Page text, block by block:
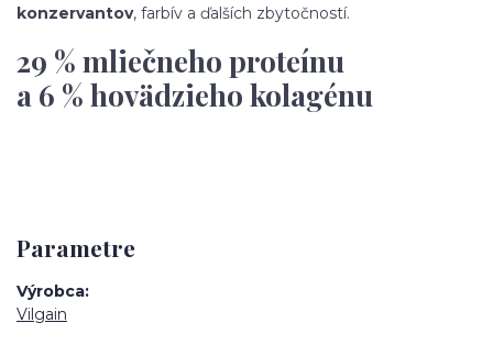
konzervantov, farbív a ďalších zbytočností.
29 % mliečneho proteínu
a 6 % hovädzieho kolagénu
Parametre
Výrobca
Vilgain